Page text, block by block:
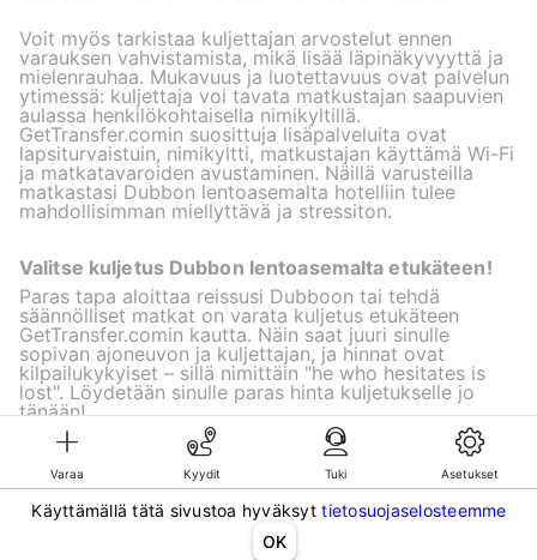
Varaa Kyydit Tuki Asetukset
Käyttämällä tätä sivustoa hyväksyttietosuojaselosteemme
OK
Voit myös tarkistaa kuljettajan arvostelut ennen
varauksen vahvistamista, mikä lisää läpinäkyvyyttä ja
mielenrauhaa. Mukavuus ja luotettavuus ovat palvelun
ytimessä: kuljettaja voi tavata matkustajan saapuvien
aulassa henkilökohtaisella nimikyltillä.
GetTransfer.comin suosittuja lisäpalveluita ovat
lapsiturvaistuin, nimikyltti, matkustajan käyttämä Wi-Fi
ja matkatavaroiden avustaminen. Näillä varusteilla
matkastasi Dubbon lentoasemalta hotelliin tulee
mahdollisimman miellyttävä ja stressiton.
Valitse kuljetus Dubbon lentoasemalta etukäteen!
Paras tapa aloittaa reissusi Dubboon tai tehdä
säännölliset matkat on varata kuljetus etukäteen
GetTransfer.comin kautta. Näin saat juuri sinulle
sopivan ajoneuvon ja kuljettajan, ja hinnat ovat
kilpailukykyiset – sillä nimittäin "he who hesitates is
lost". Löydetään sinulle paras hinta kuljetukselle jo
tänään!
©KG GLOBAL LIMITED. GetTransfer® is trademark of KG GLOBAL LIMITED.
All rights reserved.